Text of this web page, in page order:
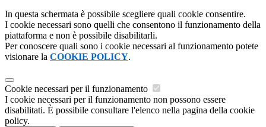
In questa schermata è possibile scegliere quali cookie consentire.
I cookie necessari sono quelli che consentono il funzionamento della
piattaforma e non è possibile disabilitarli.
Per conoscere quali sono i cookie necessari al funzionamento potete
visionare la COOKIE POLICY.
Cookie necessari per il funzionamento
I cookie necessari per il funzionamento non possono essere
disabilitati. È possibile consultare l'elenco nella pagina della cookie
policy.